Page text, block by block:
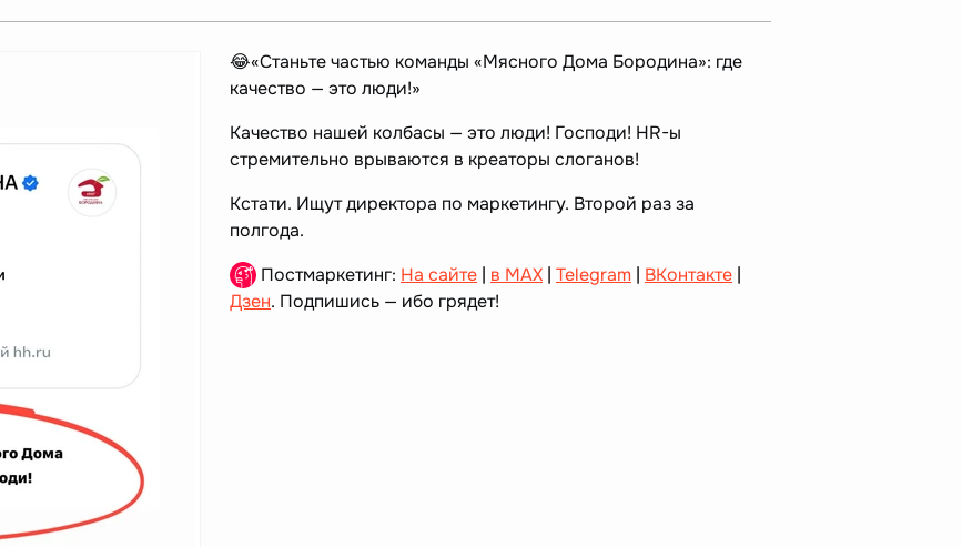
😂«Станьте частью команды «Мясного Дома Бородина»: где
качество — это люди!»
Качество нашей колбасы — это люди! Господи! HR-ы
стремительно врываются в креаторы слоганов!
Кстати. Ищут директора по маркетингу. Второй раз за
полгода.
Постмаркетинг: На сайте | в MAX | Telegram | ВКонтакте |
Дзен. Подпишись — ибо грядет!